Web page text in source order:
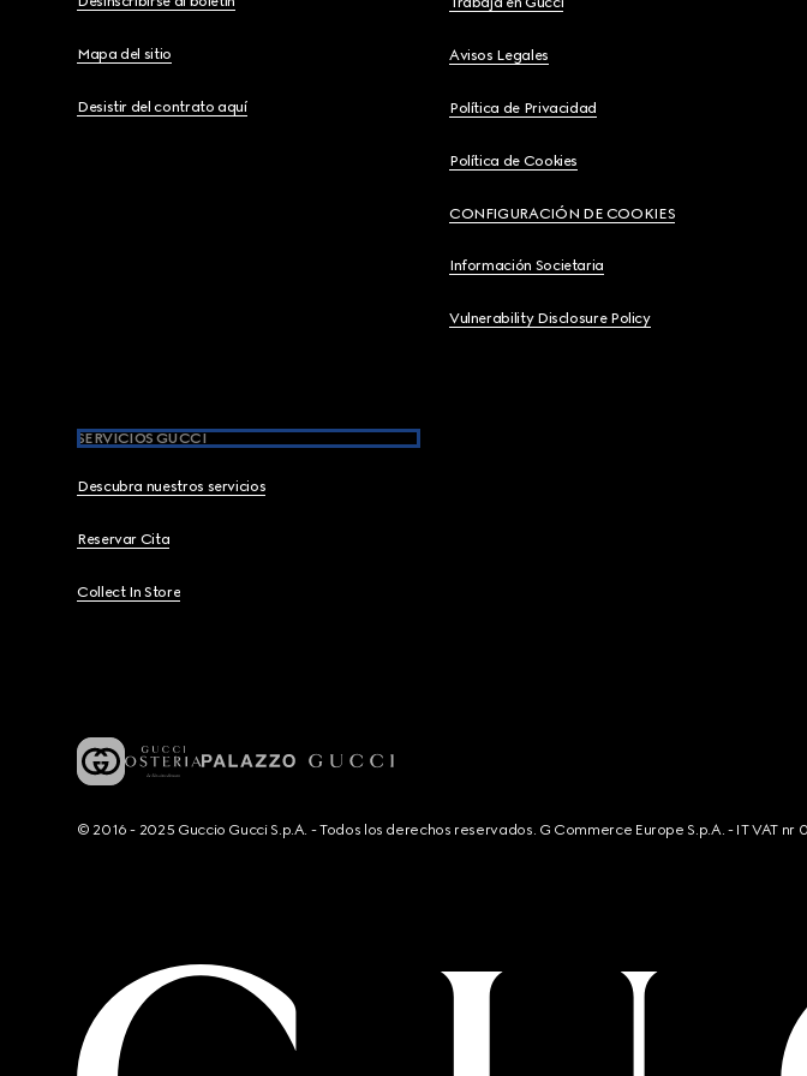
Mapa del sitio
Desistir del contrato aquí
Avisos Legales
Política de Privacidad
Política de Cookies
CONFIGURACIÓN DE COOKIES
Información Societaria
Vulnerability Disclosure Policy
SERVICIOS GUCCI
Descubra nuestros servicios
Reservar Cita
Collect In Store
© 2016 - 2025 Guccio Gucci S.p.A. - Todos los derechos reservados. G Commerce Europe S.p.A. - IT VAT